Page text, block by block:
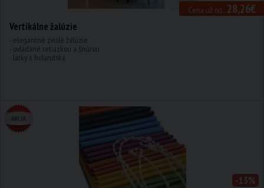
Cena už od...28,26€
Vertikálne žalúzie
- elegantné zvislé žalúzie
- ovládané retiazkou a šnúrou
- látky z holandska
-15%